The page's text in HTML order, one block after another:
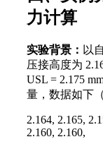
力计算
实验背景： 以
压接高度为
USL = 2.175
量，数据如下
2.164, 2.165,
2.160, 2.160,